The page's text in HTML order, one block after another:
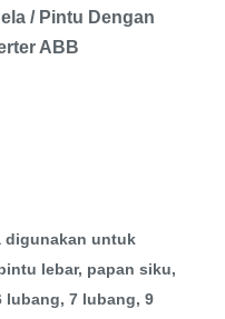
/ Pintu Dengan
ABB
digunakan untuk
lebar, papan siku,
lubang, 7 lubang, 9